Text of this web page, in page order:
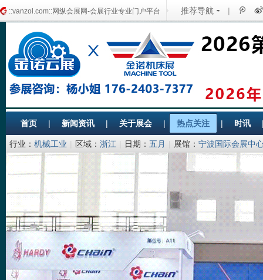
::vanzol.com::网纵会展网-会展行业专业门户平台 推荐导航 |
首页 | 新闻资讯 | 关于展会 | 热点关注 | 时讯
行业： 机械工业 | 区域： 浙江 | 日期： 五月 | 展馆： 宁波国际会展中